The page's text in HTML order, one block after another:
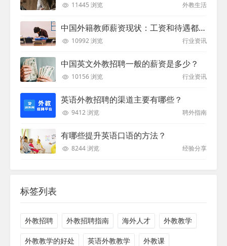
11445 浏览 外教生活
中国外籍教师薪资现状：工资和待遇都非常高
10992 浏览 行业资讯
中国英文外教招聘一般的薪资是多少？
10156 浏览 行业资讯
英语外教招聘的渠道主要有哪些？
9412 浏览 聘外指南
有哪些提升英语口语的方法？
8244 浏览 经验分享
标签列表
外教招聘 外教招聘指南 海外人才 外教教学
外教教学的好处 英语外教教学 外教课